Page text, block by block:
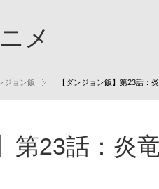
メ
ジョン飯 【ダンジョン飯】第23話：
第23話：炎